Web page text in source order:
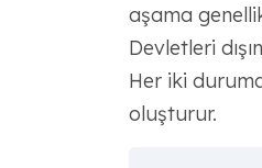
aşama
Devletleri
Her iki
oluşturur.